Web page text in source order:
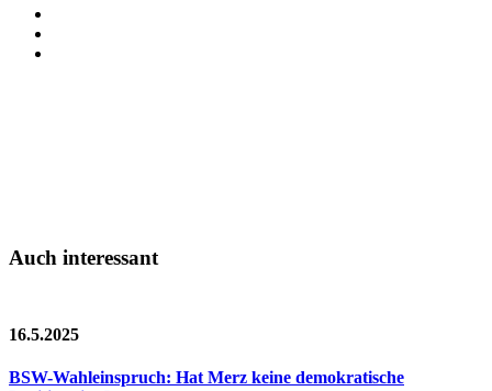
Auch interessant
16.5.2025
BSW-Wahleinspruch: Hat Merz keine demokratische